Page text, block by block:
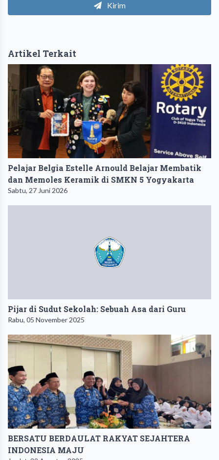
Kirim
Artikel Terkait
Pelajar Belgia Estelle Arnould Belajar Membatik
dan Memoles Keramik di SMKN 5 Yogyakarta
Sabtu, 27 Juni 2026
Pijar di Sudut Sekolah: Sebuah Asa dari Guru
Rabu, 05 November 2025
BERSATU BERDAULAT RAKYAT SEJAHTERA
INDONESIA MAJU